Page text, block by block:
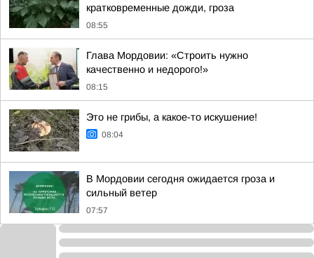
кратковременные дожди, гроза
08:55
Глава Мордовии: «Строить нужно
качественно и недорого!»
08:15
Это не грибы, а какое-то искушение!
08:04
В Мордовии сегодня ожидается гроза и
сильный ветер
07:57